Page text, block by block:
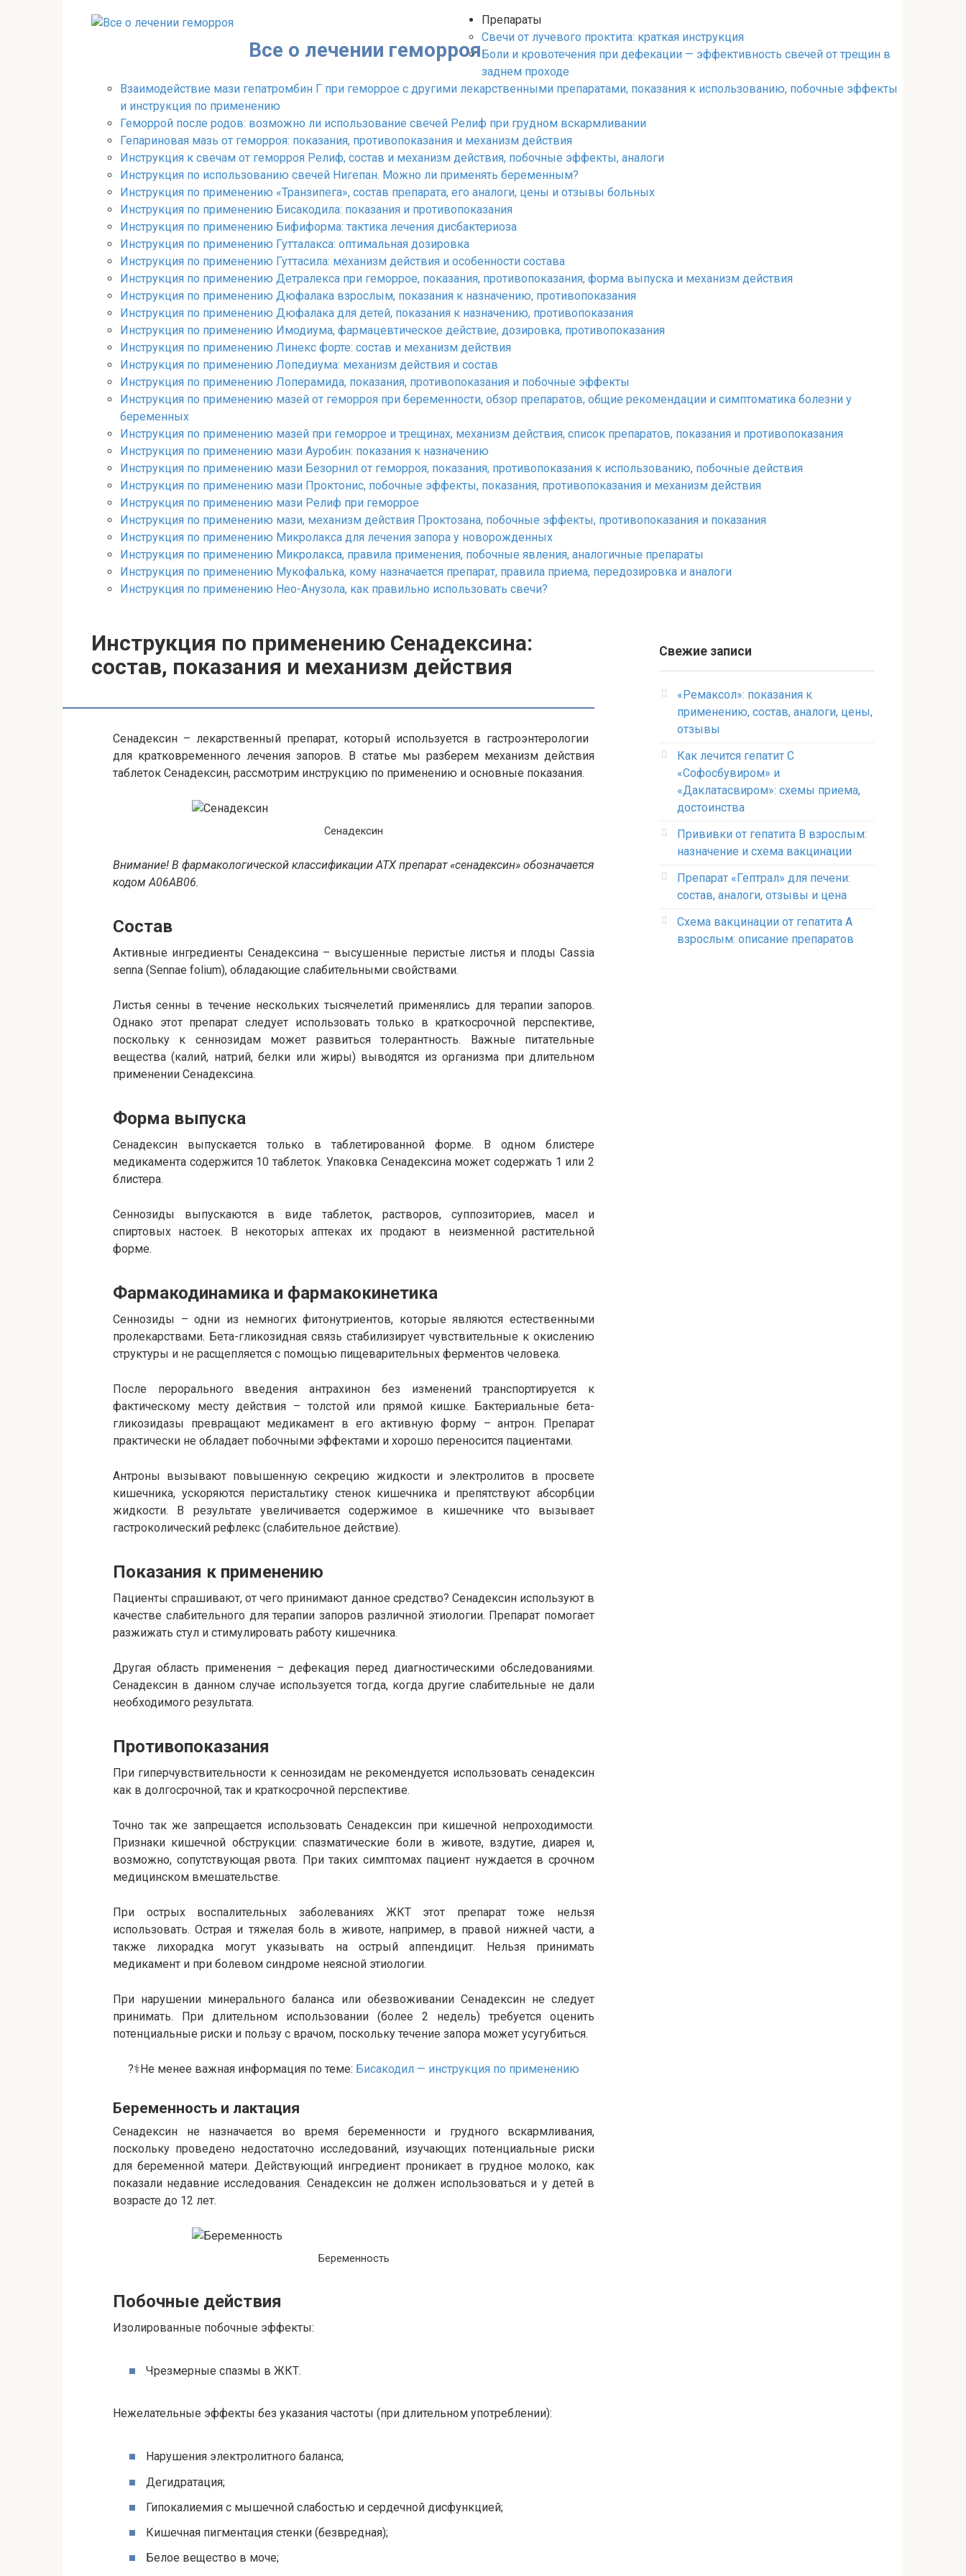
Все о лечении геморроя
Препараты
Cвечи от лучевого проктита: краткая инструкция
Боли и кровотечения при дефекации — эффективность свечей от трещин в
заднем проходе
Взаимодействие мази гепатромбин Г при геморрое с другими лекарственными препаратами, показания к использованию, побочные эффекты
и инструкция по применению
Геморрой после родов: возможно ли использование свечей Релиф при грудном вскармливании
Гепариновая мазь от геморроя: показания, противопоказания и механизм действия
Инструкция к свечам от геморроя Релиф, состав и механизм действия, побочные эффекты, аналоги
Инструкция по использованию свечей Нигепан. Можно ли применять беременным?
Инструкция по применению «Транзипега», состав препарата, его аналоги, цены и отзывы больных
Инструкция по применению Бисакодила: показания и противопоказания
Инструкция по применению Бифиформа: тактика лечения дисбактериоза
Инструкция по применению Гутталакса: оптимальная дозировка
Инструкция по применению Гуттасила: механизм действия и особенности состава
Инструкция по применению Детралекса при геморрое, показания, противопоказания, форма выпуска и механизм действия
Инструкция по применению Дюфалака взрослым, показания к назначению, противопоказания
Инструкция по применению Дюфалака для детей, показания к назначению, противопоказания
Инструкция по применению Имодиума, фармацевтическое действие, дозировка, противопоказания
Инструкция по применению Линекс форте: состав и механизм действия
Инструкция по применению Лопедиума: механизм действия и состав
Инструкция по применению Лоперамида, показания, противопоказания и побочные эффекты
Инструкция по применению мазей от геморроя при беременности, обзор препаратов, общие рекомендации и симптоматика болезни у
беременных
Инструкция по применению мазей при геморрое и трещинах, механизм действия, список препаратов, показания и противопоказания
Инструкция по применению мази Ауробин: показания к назначению
Инструкция по применению мази Безорнил от геморроя, показания, противопоказания к использованию, побочные действия
Инструкция по применению мази Проктонис, побочные эффекты, показания, противопоказания и механизм действия
Инструкция по применению мази Релиф при геморрое
Инструкция по применению мази, механизм действия Проктозана, побочные эффекты, противопоказания и показания
Инструкция по применению Микролакса для лечения запора у новорожденных
Инструкция по применению Микролакса, правила применения, побочные явления, аналогичные препараты
Инструкция по применению Мукофалька, кому назначается препарат, правила приема, передозировка и аналоги
Инструкция по применению Нео-Анузола, как правильно использовать свечи?
Инструкция по применению Сенадексина:
состав, показания и механизм действия
Сенадексин – лекарственный препарат, который используется в гастроэнтерологии
для кратковременного лечения запоров. В статье мы разберем механизм действия
таблеток Сенадексин, рассмотрим инструкцию по применению и основные показания.
Сенадексин
Внимание! В фармакологической классификации АТХ препарат «сенадексин» обозначается
кодом A06AB06.
Состав
Активные ингредиенты Сенадексина – высушенные перистые листья и плоды Cassia
senna (Sennae folium), обладающие слабительными свойствами.
Листья сенны в течение нескольких тысячелетий применялись для терапии запоров.
Однако этот препарат следует использовать только в краткосрочной перспективе,
поскольку к сеннозидам может развиться толерантность. Важные питательные
вещества (калий, натрий, белки или жиры) выводятся из организма при длительном
применении Сенадексина.
Форма выпуска
Сенадексин выпускается только в таблетированной форме. В одном блистере
медикамента содержится 10 таблеток. Упаковка Сенадексина может содержать 1 или 2
блистера.
Сеннозиды выпускаются в виде таблеток, растворов, суппозиториев, масел и
спиртовых настоек. В некоторых аптеках их продают в неизменной растительной
форме.
Фармакодинамика и фармакокинетика
Сеннозиды – одни из немногих фитонутриентов, которые являются естественными
пролекарствами. Бета-гликозидная связь стабилизирует чувствительные к окислению
структуры и не расщепляется с помощью пищеварительных ферментов человека.
После перорального введения антрахинон без изменений транспортируется к
фактическому месту действия – толстой или прямой кишке. Бактериальные бета-
гликозидазы превращают медикамент в его активную форму – антрон. Препарат
практически не обладает побочными эффектами и хорошо переносится пациентами.
Антроны вызывают повышенную секрецию жидкости и электролитов в просвете
кишечника, ускоряются перистальтику стенок кишечника и препятствуют абсорбции
жидкости. В результате увеличивается содержимое в кишечнике что вызывает
гастроколический рефлекс (слабительное действие).
Показания к применению
Пациенты спрашивают, от чего принимают данное средство? Сенадексин используют в
качестве слабительного для терапии запоров различной этиологии. Препарат помогает
разжижать стул и стимулировать работу кишечника.
Другая область применения – дефекация перед диагностическими обследованиями.
Сенадексин в данном случае используется тогда, когда другие слабительные не дали
необходимого результата.
Противопоказания
При гиперчувствительности к сеннозидам не рекомендуется использовать сенадексин
как в долгосрочной, так и краткосрочной перспективе.
Точно так же запрещается использовать Сенадексин при кишечной непроходимости.
Признаки кишечной обструкции: спазматические боли в животе, вздутие, диарея и,
возможно, сопутствующая рвота. При таких симптомах пациент нуждается в срочном
медицинском вмешательстве.
При острых воспалительных заболеваниях ЖКТ этот препарат тоже нельзя
использовать. Острая и тяжелая боль в животе, например, в правой нижней части, а
также лихорадка могут указывать на острый аппендицит. Нельзя принимать
медикамент и при болевом синдроме неясной этиологии.
При нарушении минерального баланса или обезвоживании Сенадексин не следует
принимать. При длительном использовании (более 2 недель) требуется оценить
потенциальные риски и пользу с врачом, поскольку течение запора может усугубиться.
?‍⚕️Не менее важная информация по теме: Бисакодил — инструкция по применению
Беременность и лактация
Сенадексин не назначается во время беременности и грудного вскармливания,
поскольку проведено недостаточно исследований, изучающих потенциальные риски
для беременной матери. Действующий ингредиент проникает в грудное молоко, как
показали недавние исследования. Сенадексин не должен использоваться и у детей в
возрасте до 12 лет.
Беременность
Побочные действия
Изолированные побочные эффекты:
Чрезмерные спазмы в ЖКТ.
Нежелательные эффекты без указания частоты (при длительном употреблении):
Нарушения электролитного баланса;
Дегидратация;
Гипокалиемия с мышечной слабостью и сердечной дисфункцией;
Кишечная пигментация стенки (безвредная);
Белое вещество в моче;
Свежие записи
«Ремаксол»: показания к
применению, состав, аналоги, цены,
отзывы
Как лечится гепатит C
«Софосбувиром» и
«Даклатасвиром»: схемы приема,
достоинства
Прививки от гепатита В взрослым:
назначение и схема вакцинации
Препарат «Гептрал» для печени:
состав, аналоги, отзывы и цена
Схема вакцинации от гепатита А
взрослым: описание препаратов